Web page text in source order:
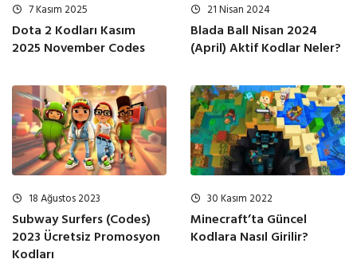
7 Kasım 2025
Dota 2 Kodları Kasım
2025 November Codes
21 Nisan 2024
Blada Ball Nisan 2024
(April) Aktif Kodlar Neler?
18 Ağustos 2023
Subway Surfers (Codes)
2023 Ücretsiz Promosyon
Kodları
30 Kasım 2022
Minecraft’ta Güncel
Kodlara Nasıl Girilir?